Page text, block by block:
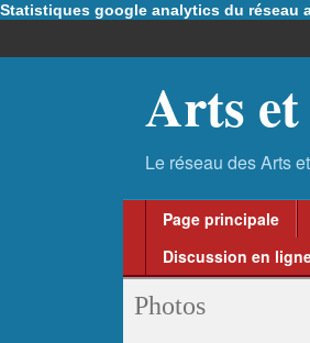
Statistiques google analytics du réseau
Arts
Page principale
Discussion en
Photos